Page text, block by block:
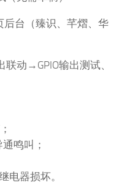
后台（臻识、芊熠、华
动→GPIO输出测试、
鸣叫；
电器损坏。